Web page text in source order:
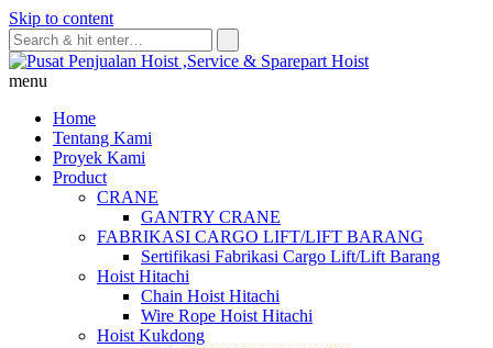
Skip to content
menu
Home
Tentang Kami
Proyek Kami
Product
CRANE
GANTRY CRANE
FABRIKASI CARGO LIFT/LIFT BARANG
Sertifikasi Fabrikasi Cargo Lift/Lift Barang
Hoist Hitachi
Chain Hoist Hitachi
Wire Rope Hoist Hitachi
Hoist Kukdong